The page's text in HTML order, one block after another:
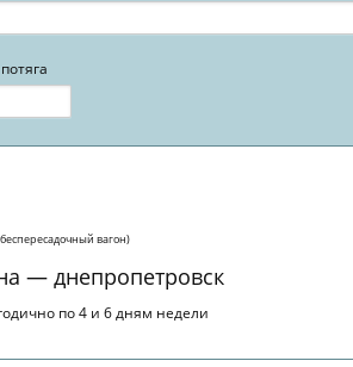
вагон)
— днепропетровск
по 4 и 6 дням недели